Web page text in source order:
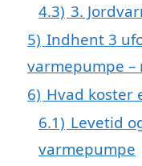
4.3) 3.
5) Indhent 3
varmepumpe
6) Hvad koster
6.1) Levetid
varmepumpe